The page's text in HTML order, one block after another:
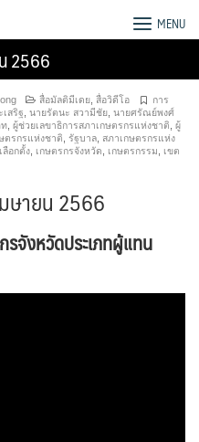
MENU
2566
สื่อมัลติมีเดย สื่อวิดีโอ
การ
สริฐ นายรัตนะ สวามีชัย นายศรัณย์พงศ์
ท ผู้ช่วยเลขาธิการสภาเกษตรกรแห่งชาติ ผู้
ตรกรแห่งชาติ รัฐบาล สภาเกษตรกรแห่ง
ลือกตั้ง เกษตรกรจังหวัด เกษตรกรรม
เขต
ษายน 2566
รจังหวัดประเภทผู้แทน